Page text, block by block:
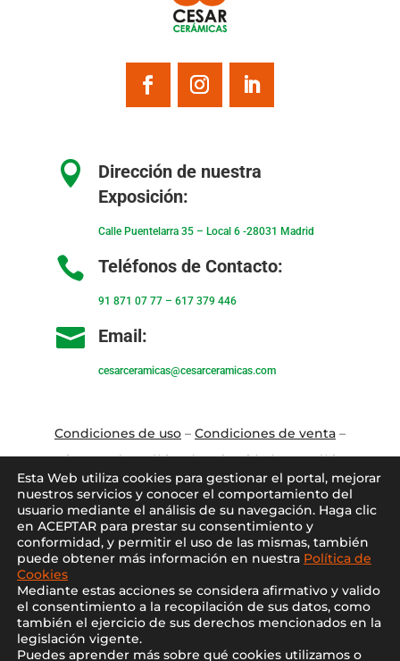

Dirección de nuestra
Exposición:
Calle Puentelarra 35 – Local 6 -28031 Madrid
 Teléfonos de Contacto:
91 871 07 77– 617 379 446
 Email:
cesarceramicas@cesarceramicas.com
Condiciones de uso– Condiciones de venta–
Aviso Legal–Política de privacidad –Política
de cookies
Blog–Contacto–Conócenos –Mi Cuenta
Esta Web utiliza cookies para gestionar el portal, mejorar
nuestros servicios y conocer el comportamiento del
usuario mediante el análisis de su navegación. Haga clic
en ACEPTAR para prestar su consentimiento y
conformidad, y permitir el uso de las mismas, también
puede obtener más información en nuestra Política de
Cookies
Mediante estas acciones se considera afirmativo y valido
el consentimiento a la recopilación de sus datos, como
también el ejercicio de sus derechos mencionados en la
legislación vigente.
Puedes aprender más sobre qué cookies utilizamos o